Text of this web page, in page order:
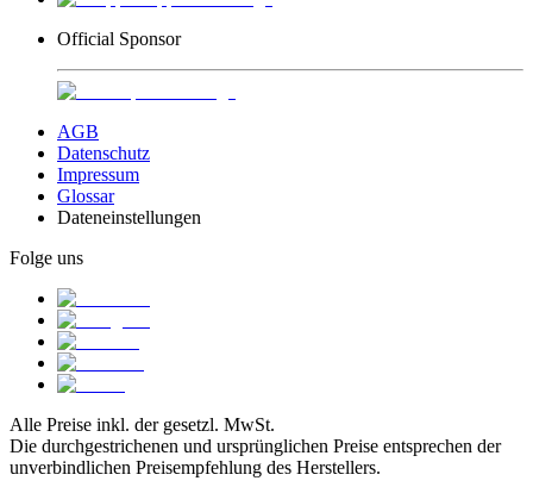
Official Sponsor
AGB
Datenschutz
Impressum
Glossar
Dateneinstellungen
Folge uns
Alle Preise inkl. der gesetzl. MwSt.
Die durchgestrichenen und ursprünglichen Preise entsprechen der
unverbindlichen Preisempfehlung des Herstellers.